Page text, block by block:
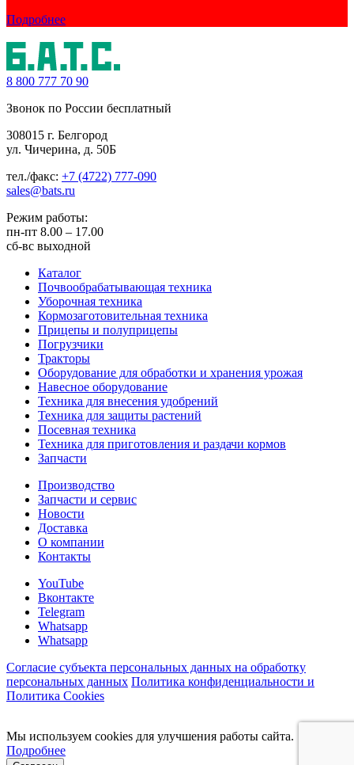
Подробнее
8 800 777 70 90
Звонок по России бесплатный
308015 г. Белгород
ул. Чичерина, д. 50Б
тел./факс: +7 (4722) 777-090
sales@bats.ru
Режим работы:
пн-пт 8.00 – 17.00
сб-вс выходной
Каталог
Почвообрабатывающая техника
Уборочная техника
Кормозаготовительная техника
Прицепы и полуприцепы
Погрузчики
Тракторы
Оборудование для обработки и хранения урожая
Навесное оборудование
Техника для внесения удобрений
Техника для защиты растений
Посевная техника
Техника для приготовления и раздачи кормов
Запчасти
Производство
Запчасти и сервис
Новости
Доставка
О компании
Контакты
YouTube
Вконтакте
Telegram
Whatsapp
Whatsapp
Согласие субъекта персональных данных на обработку
персональных данных Политика конфиденциальности и
Политика Cookies
Мы используем cookies для улучшения работы сайта.
Подробнее